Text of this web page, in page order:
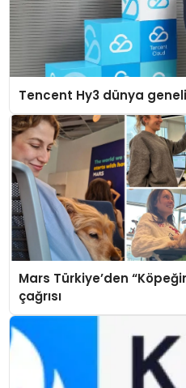
Tencent Hy3 dünya
Mars Türkiye’den
çağrısı